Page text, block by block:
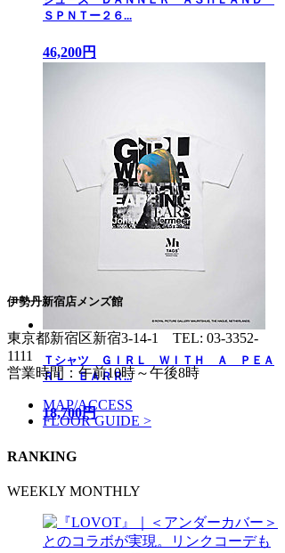
ＳＰＮＴー２６...
46,200円
Ｔシャツ ＧＩＲＬ ＷＩＴＨ Ａ ＰＥＡ
ＲＬ ＥＡＲＲ...
18,700円
伊勢丹新宿店メンズ館
東京都新宿区新宿3-14-1 TEL: 03-3352-
1111
営業時間：午前10時～午後8時
MAP/ACCESS
FLOOR GUIDE >
RANKING
WEEKLY MONTHLY